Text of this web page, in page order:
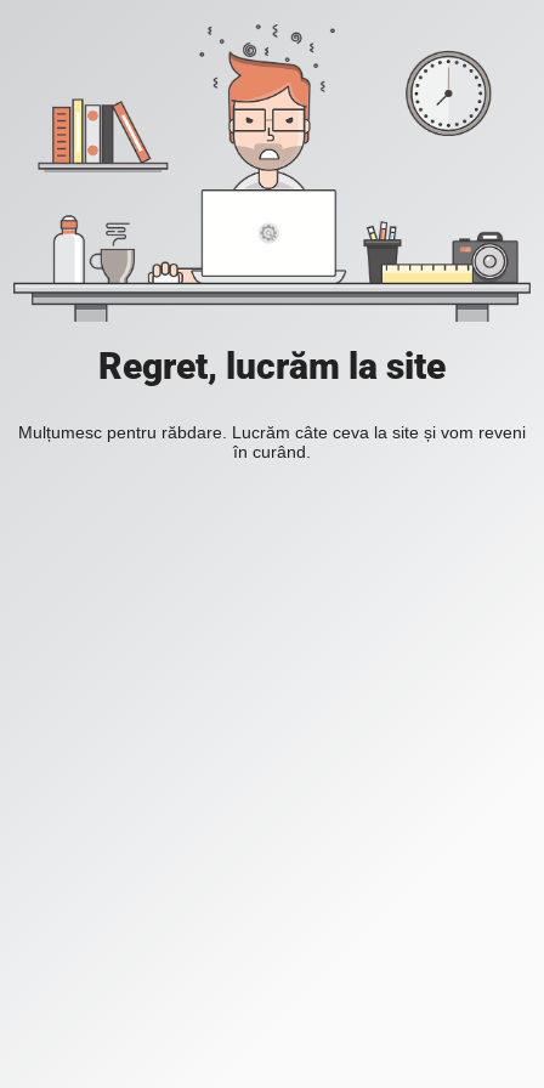
Regret, lucrăm la site
Mulțumesc pentru răbdare. Lucrăm câte ceva la site și vom reveni
în curând.